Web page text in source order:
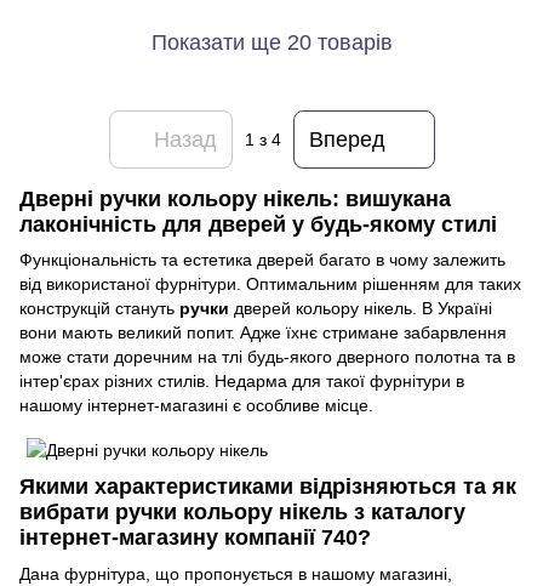
Показати ще 20 товарів
Назад 1 з 4 Вперед
Дверні ручки кольору нікель: вишукана
лаконічність для дверей у будь-якому стилі
Функціональність та естетика дверей багато в чому залежить
від використаної фурнітури. Оптимальним рішенням для таких
конструкцій стануть ручки дверей кольору нікель. В Україні
вони мають великий попит. Адже їхнє стримане забарвлення
може стати доречним на тлі будь-якого дверного полотна та в
інтер'єрах різних стилів. Недарма для такої фурнітури в
нашому інтернет-магазині є особливе місце.
Якими характеристиками відрізняються та як
вибрати ручки кольору нікель з каталогу
інтернет-магазину компанії 740?
Дана фурнітура, що пропонується в нашому магазині,